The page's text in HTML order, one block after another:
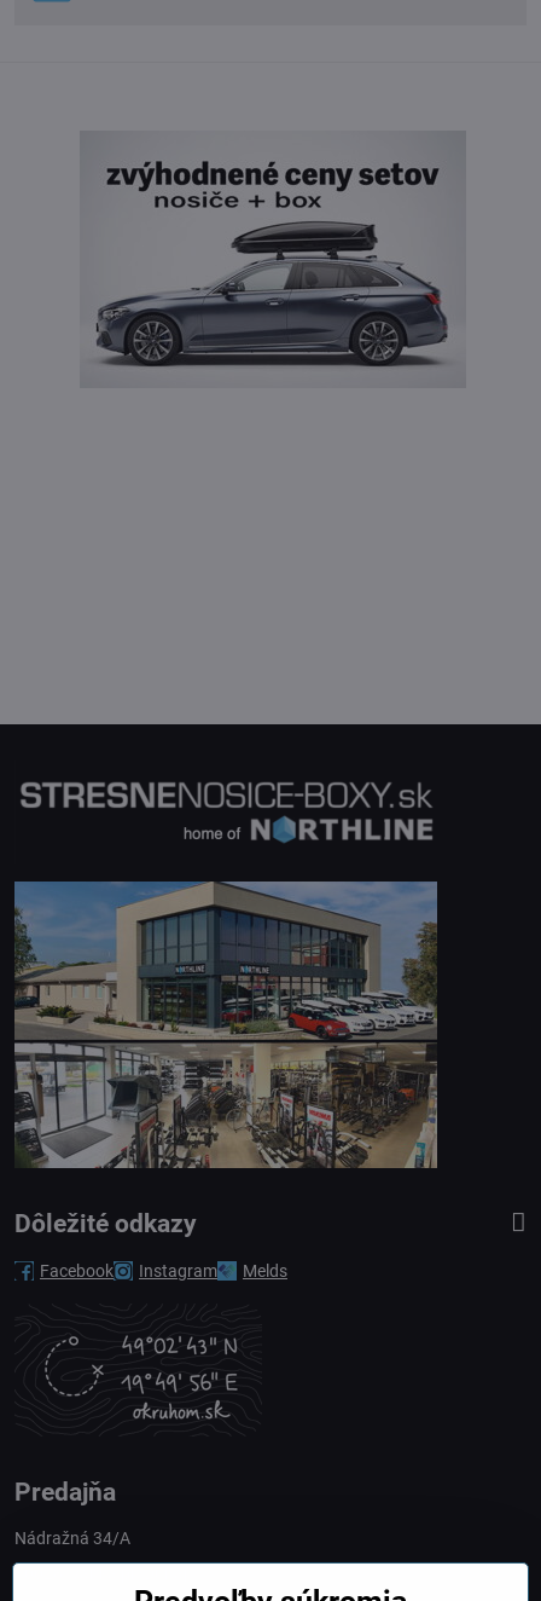
Dôležité odkazy
Facebook Instagram Melds
Predajňa
Nádražná 34/A